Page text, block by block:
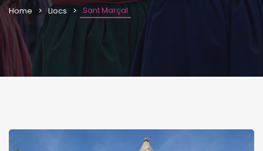
Home Llocs Sant Marçal